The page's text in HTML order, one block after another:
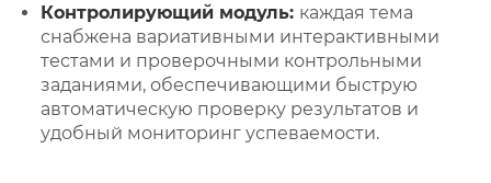
Контролирующий модуль: каждая тема
снабжена вариативными интерактивными
тестами и проверочными контрольными
заданиями, обеспечивающими быструю
автоматическую проверку результатов и
удобный мониторинг успеваемости.